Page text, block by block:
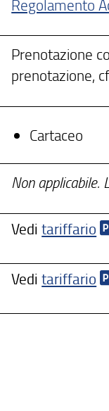
Regolamento
Prenotazione
prenotazione,
Cartaceo
Non applicabile.
Veditariffario
Veditariffario